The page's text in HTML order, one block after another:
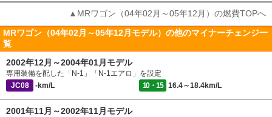
▲MRワゴン（04年02月～05年12月）の燃費TOPへ
MRワゴン（04年02月～05年12月モデル）の他のマイナーチェンジ一
覧
2002年12月～2004年01月モデル
専用装備を配した「N-1」「N-1エアロ」を設定
JC08
-km/L 10・15 16.4～18.4km/L
2001年11月～2002年11月モデル